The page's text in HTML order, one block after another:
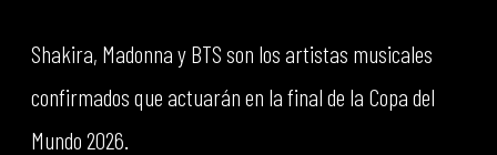
Shakira, Madonna y BTS son los artistas musicales
confirmados que actuarán en la final de la Copa del
Mundo 2026.